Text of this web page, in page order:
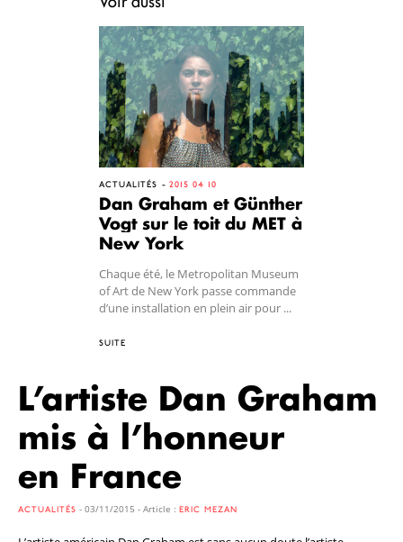
ACTUALITÉS 2015 04 10
Dan Graham et Günther
Vogt sur le toit du MET à
New York
Chaque été, le Metropolitan Museum
of Art de New York passe commande
d’une installation en plein air pour ...
SUITE
L’artiste Dan Graham
mis à l’honneur
en France
ACTUALITÉS - 03/11/2015 - Article : ERIC MEZAN